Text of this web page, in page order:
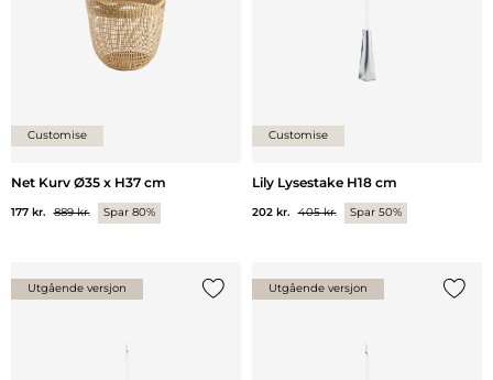
Customise
Net Kurv Ø35 x H37 cm
177 kr. 889 kr. Spar 80%
Customise
Lily Lysestake H18 cm
202 kr. 405 kr. Spar 50%
Utgående versjon Utgående versjon